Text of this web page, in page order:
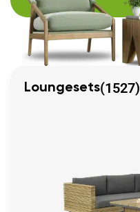
Loungesets(1527)